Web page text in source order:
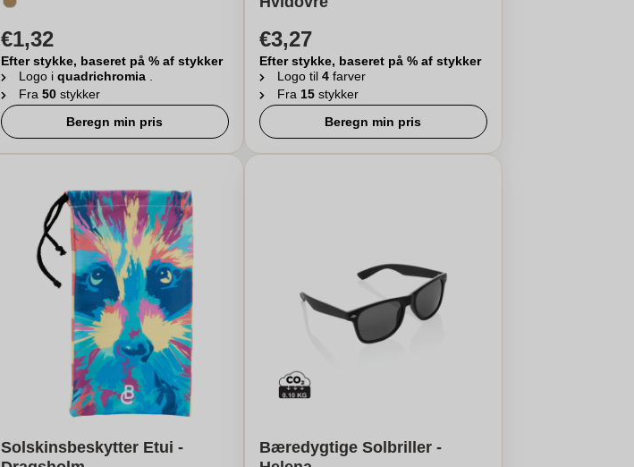
€1,32
Efter stykke, baseret på % af stykker
Logo i quadrichromia .
Fra 50 stykker
Beregn min pris
€3,27
Efter stykke, baseret på % af stykker
Logo til 4 farver
Fra 15 stykker
Beregn min pris
Solskinsbeskytter Etui -
Bæredygtige Solbriller -